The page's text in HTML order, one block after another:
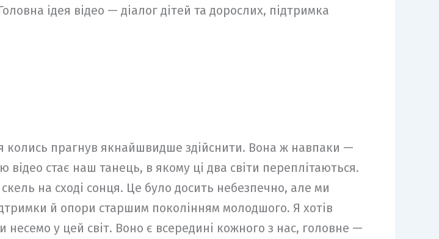
ідея відео — діалог дітей та дорослих, підтримка
я колись прагнув якнайшвидше здійснити. Вона ж навпаки —
стає наш танець, в якому ці два світи переплітаються.
на сході сонця. Це було досить небезпечно, але ми
й опори старшим поколінням молодшого. Я хотів
несемо у цей світ. Воно є всередині кожного з нас, головне —